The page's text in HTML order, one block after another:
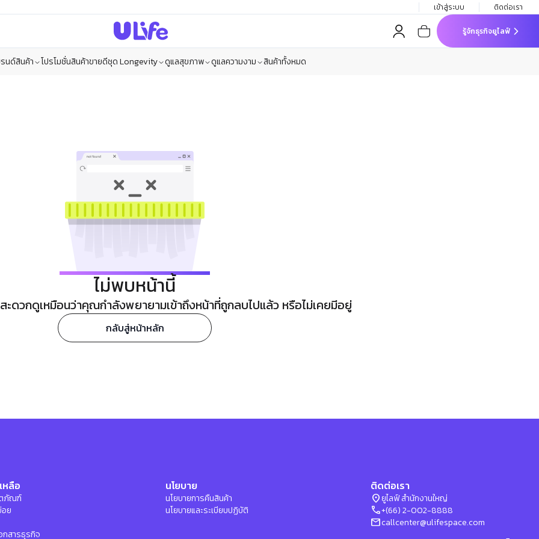
เข้าสู่ระบบ ติดต่อเรา
รู้จักธุรกิจยูไลฟ์
นด์สินค้า โปรโมชั่นสินค้าขายดีชุด Longevity ดูแลสุขภาพ ดูแลความงาม สินค้าทั้งหมด
ไม่พบหน้านี้
ะดวกดูเหมือนว่าคุณกำลังพยายามเข้าถึงหน้าที่ถูกลบไปแล้ว หรือไม่เคยมีอยู่
กลับสู่หน้าหลัก
หลือ
ภัณฑ์
ย
กสารธุรกิจ
นโยบาย
นโยบายการคืนสินค้า
นโยบายและระเบียบปฏิบัติ
ติดต่อเรา
location_onยูไลฟ์ สำนักงานใหญ่
phone+(66) 2-002-8888
mailcallcenter@ulifespace.com